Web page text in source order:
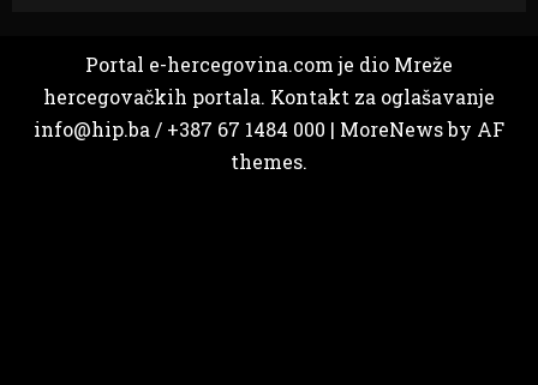
Portal e-hercegovina.com je dio Mreže
hercegovačkih portala. Kontakt za oglašavanje
info@hip.ba / +387 67 1484 000 | MoreNewsby AF
themes.